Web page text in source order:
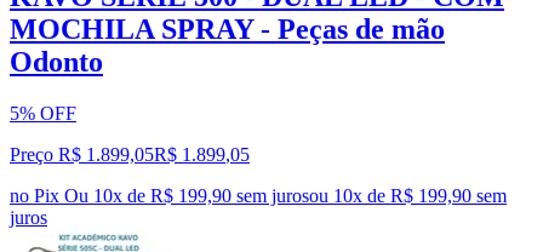
MOCHILA SPRAY - Peças de mão
Odonto
5% OFF
Preço R$ 1.899,05R$ 1.899,05
no Pix Ou 10x de R$ 199,90 sem jurosou 10x de R$ 199,90 sem
juros